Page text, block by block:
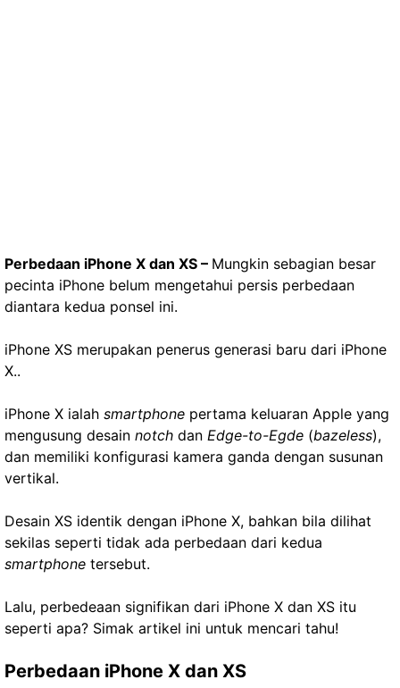
Perbedaan iPhone X dan XS – Mungkin sebagian besar
pecinta iPhone belum mengetahui persis perbedaan
diantara kedua ponsel ini.
iPhone XS merupakan penerus generasi baru dari iPhone
X..
iPhone X ialah smartphone pertama keluaran Apple yang
mengusung desain notch dan Edge-to-Egde (bazeless),
dan memiliki konfigurasi kamera ganda dengan susunan
vertikal.
Desain XS identik dengan iPhone X, bahkan bila dilihat
sekilas seperti tidak ada perbedaan dari kedua
smartphone tersebut.
Lalu, perbedeaan signifikan dari iPhone X dan XS itu
seperti apa? Simak artikel ini untuk mencari tahu!
Perbedaan iPhone X dan XS